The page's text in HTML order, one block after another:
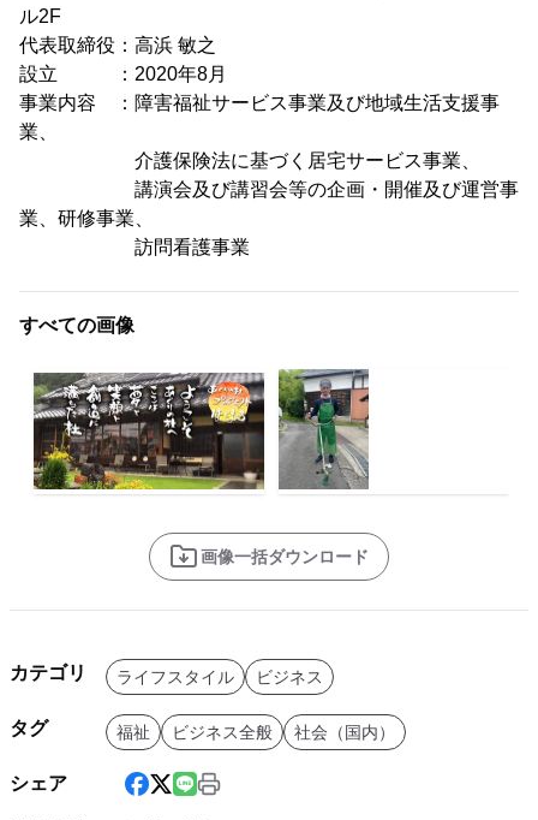
ル2F
代表取締役：高浜 敏之
設立 ：2020年8月
事業内容 ：障害福祉サービス事業及び地域生活支援事
業、
介護保険法に基づく居宅サービス事業、
講演会及び講習会等の企画・開催及び運営事
業、研修事業、
訪問看護事業
すべての画像
画像一括ダウンロード
カテゴリ ライフスタイル ビジネス
タグ 福祉 ビジネス全般 社会（国内）
シェア